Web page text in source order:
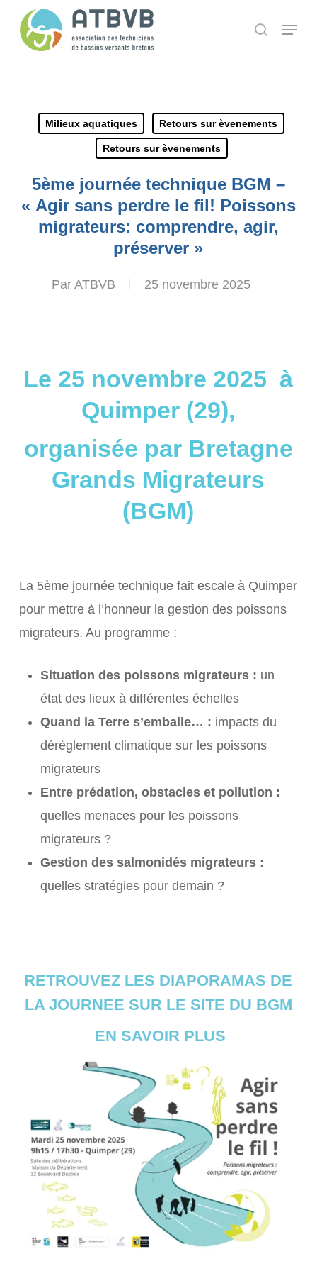
search
Menu
Milieux aquatiques Retours sur èvenements
Retours sur èvenements
5ème journée technique BGM –
« Agir sans perdre le fil! Poissons
migrateurs: comprendre, agir,
préserver »
Par ATBVB 25 novembre 2025
Le 25 novembre 2025 à
Quimper (29),
organisée par Bretagne
Grands Migrateurs
(BGM)
La 5ème journée technique fait escale à Quimper
pour mettre à l’honneur la gestion des poissons
migrateurs. Au programme :
Situation des poissons migrateurs : un
état des lieux à différentes échelles
Quand la Terre s’emballe… : impacts du
dérèglement climatique sur les poissons
migrateurs
Entre prédation, obstacles et pollution :
quelles menaces pour les poissons
migrateurs ?
Gestion des salmonidés migrateurs :
quelles stratégies pour demain ?
RETROUVEZ LES DIAPORAMAS DE
LA JOURNEE SUR LE SITE DU BGM
EN SAVOIR PLUS
Panneau de gestion des cookies